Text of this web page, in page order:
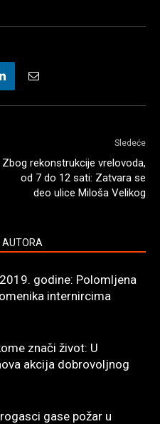
Sledeće
Zbog rekonstrukcije vrelovoda,
od 7 do 12 sati: Zatvara se
deo ulice Miloša Velikog
AUTORA
godine: Polomljena
internircima
znači život: U
akcija dobrovoljnog
gase požar u